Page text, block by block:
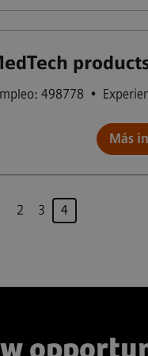
498778 •
Más
2 3 Página
4